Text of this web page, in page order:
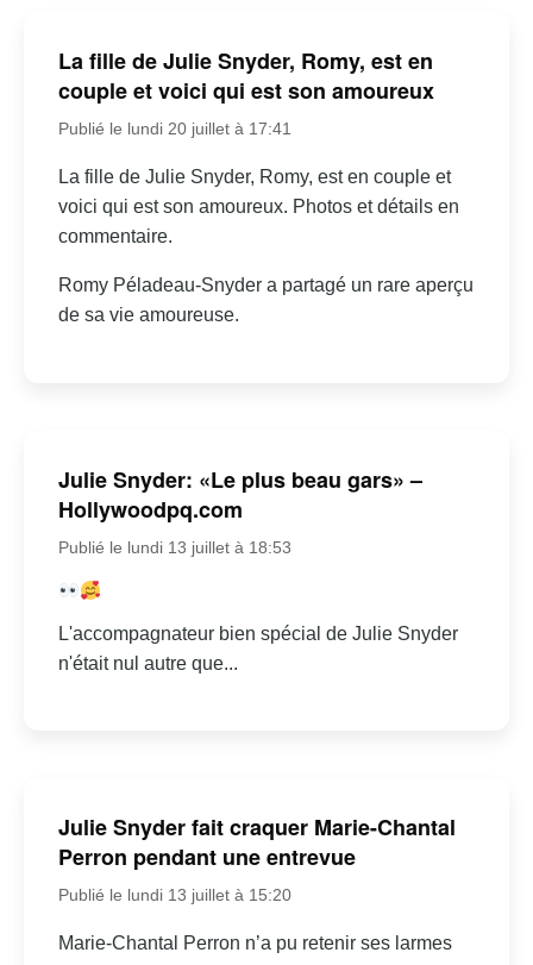
La fille de Julie Snyder, Romy, est en
couple et voici qui est son amoureux
Publié le lundi 20 juillet à 17:41
La fille de Julie Snyder, Romy, est en couple et
voici qui est son amoureux. Photos et détails en
commentaire.
Romy Péladeau-Snyder a partagé un rare aperçu
de sa vie amoureuse.
Julie Snyder: «Le plus beau gars» –
Hollywoodpq.com
Publié le lundi 13 juillet à 18:53
L'accompagnateur bien spécial de Julie Snyder
n'était nul autre que...
Julie Snyder fait craquer Marie-Chantal
Perron pendant une entrevue
Publié le lundi 13 juillet à 15:20
Marie-Chantal Perron n’a pu retenir ses larmes